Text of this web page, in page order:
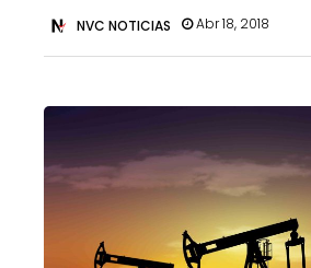
NVC NOTICIAS Abr 18, 2018